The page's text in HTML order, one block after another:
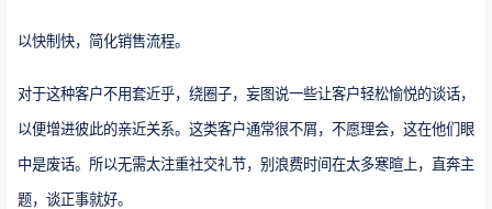
以快制快，简化销售流程。
对于这种客户不用套近乎，绕圈子，妄图说一些让客户轻松愉悦的谈话，
以便增进彼此的亲近关系。这类客户通常很不屑，不愿理会，这在他们眼
中是废话。所以无需太注重社交礼节，别浪费时间在太多寒暄上，直奔主
题，谈正事就好。